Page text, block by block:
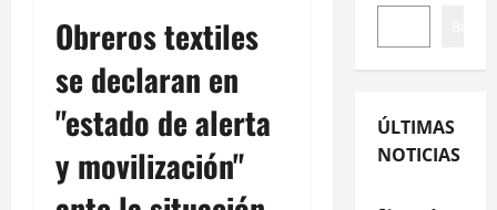
Obreros textiles
se declaran en
"estado de alerta
y movilización"
ÚLTIMAS
NOTICIAS